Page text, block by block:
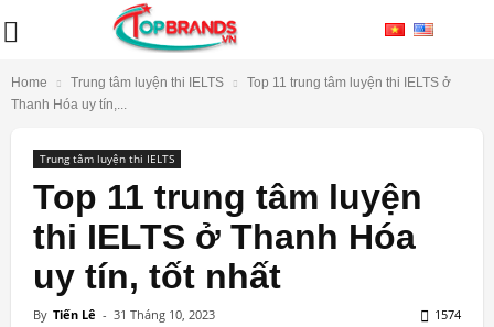
Home Trung tâm luyện thi IELTS
Top 11 trung tâm luyện thi IELTS ở
Thanh Hóa uy tín,...
Trung tâm luyện thi IELTS
Top 11 trung tâm luyện
thi IELTS ở Thanh Hóa
uy tín, tốt nhất
By Tiến Lê - 31 Tháng 10, 2023 1574